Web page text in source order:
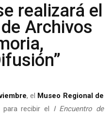
realizará el
Archivos
, el
Museo Regional de
recibir el I Encuentro de